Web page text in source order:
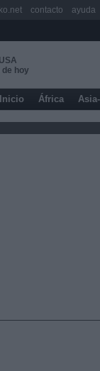
de hoy
Inicio África
contacto ayuda